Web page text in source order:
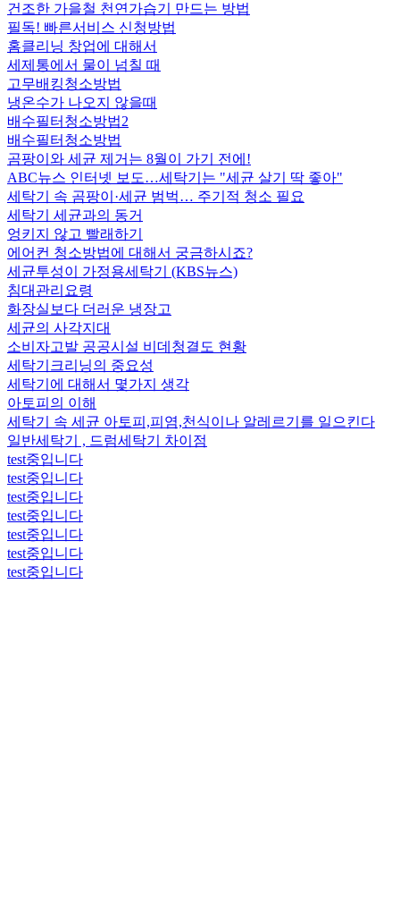
건조한 가을철 천연가습기 만드는 방법
필독! 빠른서비스 신청방법
홈클리닝 창업에 대해서
세제통에서 물이 넘칠 때
고무배킹청소방법
냉온수가 나오지 않을때
배수필터청소방법2
배수필터청소방법
곰팡이와 세균 제거는 8월이 가기 전에!
ABC뉴스 인터넷 보도…세탁기는 "세균 살기 딱 좋아"
세탁기 속 곰팡이·세균 범벅… 주기적 청소 필요
세탁기 세균과의 동거
엉키지 않고 빨래하기
에어컨 청소방법에 대해서 궁금하시죠?
세균투성이 가정용세탁기 (KBS뉴스)
침대관리요령
화장실보다 더러운 냉장고
세균의 사각지대
소비자고발 공공시설 비데청결도 현황
세탁기크리닝의 중요성
세탁기에 대해서 몇가지 생각
아토피의 이해
세탁기 속 세균 아토피,피염,천식이나 알레르기를 일으킨다
일반세탁기 , 드럼세탁기 차이점
test중입니다
test중입니다
test중입니다
test중입니다
test중입니다
test중입니다
test중입니다